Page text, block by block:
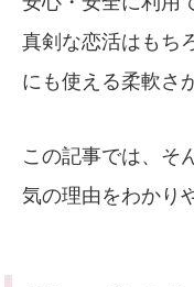
真剣な恋活はもち
にも使える柔軟さ
この記事では、そ
気の理由をわかり